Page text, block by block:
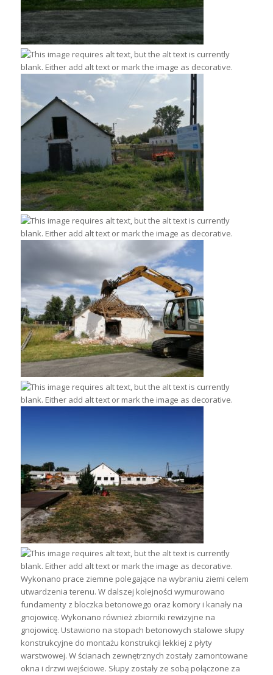
Wykonano prace ziemne polegające na wybraniu ziemi celem
utwardzenia terenu. W dalszej kolejności wymurowano
fundamenty z bloczka betonowego oraz komory i kanały na
gnojowicę. Wykonano również zbiorniki rewizyjne na
gnojowicę. Ustawiono na stopach betonowych stalowe słupy
konstrukcyjne do montażu konstrukcji lekkiej z płyty
warstwowej. W ścianach zewnętrznych zostały zamontowane
okna i drzwi wejściowe. Słupy zostały ze sobą połączone za